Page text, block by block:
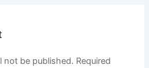
not be published. Required